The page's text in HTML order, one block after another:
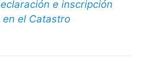
e inscripción
el Catastro